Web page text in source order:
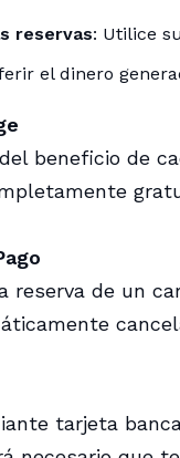
reservas: Utilice
el dinero
beneficio de
reserva de un
tarjeta